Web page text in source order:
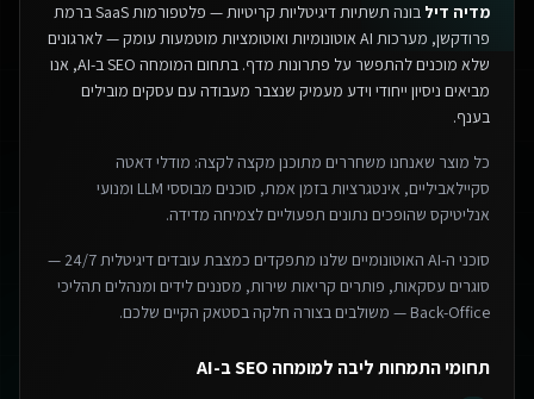
מדיה דיל
בונה תשתיות דיגיטליות קריטיות — פלטפורמות SaaS ברמת
פרודקשן, מערכות AI אוטונומיות ואוטומציות מוטמעות עומק — לארגונים
שלא מוכנים להתפשר על פתרונות מדף.
בתחום המומחה SEO ב-AI, אנו
מביאים ניסיון ייחודי וידע מעמיק שנצבר מעבודה עם עסקים מובילים
בענף.
כל מוצר שאנחנו משחררים מתוכנן מקצה לקצה: מודלי דאטה
סקיילאביליים, אינטגרציות בזמן אמת, סוכנים מבוססי LLM ומנועי
אנליטיקס שהופכים נתונים תפעוליים לצמיחה מדידה.
סוכני ה-AI האוטונומיים שלנו מתפקדים כמצבת עובדים דיגיטלית 24/7 —
סוגרים עסקאות, פותרים קריאות שירות, מסננים לידים ומנהלים תהליכי
Back-Office — משולבים בצורה חלקה בסטאק הקיים שלכם.
תחומי התמחות ליבה למומחה SEO ב-AI